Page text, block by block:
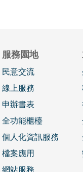
服務園地
民意交流
線上服務
申辦書表
全功能櫃檯
個人化資訊服務
檔案應用
網站服務